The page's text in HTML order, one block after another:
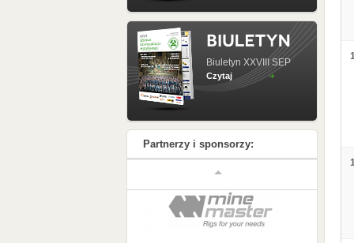
Biuletyn XXVIII SEP
Czytaj
Partnerzy i sponsorzy: